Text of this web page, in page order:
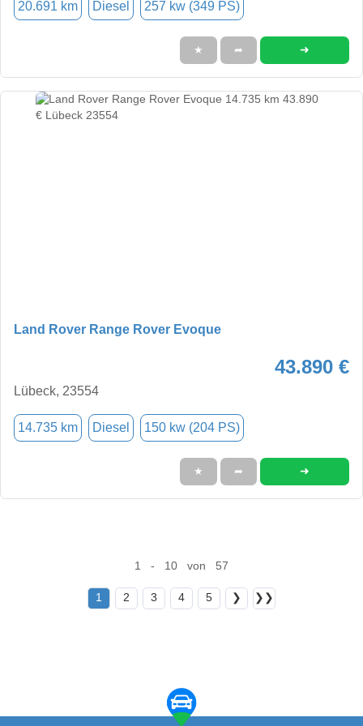
20.691 km Diesel 257 kw (349 PS)
★ ➦ ➜
Land Rover Range Rover Evoque
43.890 €
Lübeck, 23554
14.735 km Diesel 150 kw (204 PS)
★ ➦ ➜
1 - 10 von 57
1 2 3 4 5 ❯ ❯❯